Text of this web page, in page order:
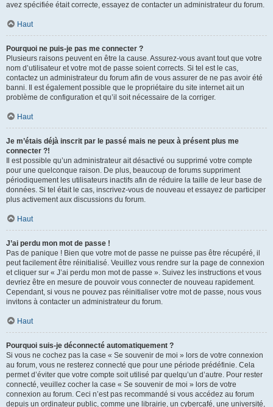
avez spécifiée était correcte, essayez de contacter un administrateur du forum.
Haut
Pourquoi ne puis-je pas me connecter ?
Plusieurs raisons peuvent en être la cause. Assurez-vous avant tout que votre
nom d’utilisateur et votre mot de passe soient corrects. Si tel est le cas,
contactez un administrateur du forum afin de vous assurer de ne pas avoir été
banni. Il est également possible que le propriétaire du site internet ait un
problème de configuration et qu’il soit nécessaire de la corriger.
Haut
Je m’étais déjà inscrit par le passé mais ne peux à présent plus me
connecter ?!
Il est possible qu’un administrateur ait désactivé ou supprimé votre compte
pour une quelconque raison. De plus, beaucoup de forums suppriment
périodiquement les utilisateurs inactifs afin de réduire la taille de leur base de
données. Si tel était le cas, inscrivez-vous de nouveau et essayez de participer
plus activement aux discussions du forum.
Haut
J’ai perdu mon mot de passe !
Pas de panique ! Bien que votre mot de passe ne puisse pas être récupéré, il
peut facilement être réinitialisé. Veuillez vous rendre sur la page de connexion
et cliquer sur « J’ai perdu mon mot de passe ». Suivez les instructions et vous
devriez être en mesure de pouvoir vous connecter de nouveau rapidement.
Cependant, si vous ne pouvez pas réinitialiser votre mot de passe, nous vous
invitons à contacter un administrateur du forum.
Haut
Pourquoi suis-je déconnecté automatiquement ?
Si vous ne cochez pas la case « Se souvenir de moi » lors de votre connexion
au forum, vous ne resterez connecté que pour une période prédéfinie. Cela
permet d’éviter que votre compte soit utilisé par quelqu’un d’autre. Pour rester
connecté, veuillez cocher la case « Se souvenir de moi » lors de votre
connexion au forum. Ceci n’est pas recommandé si vous accédez au forum
depuis un ordinateur public, comme une librairie, un cybercafé, une université,